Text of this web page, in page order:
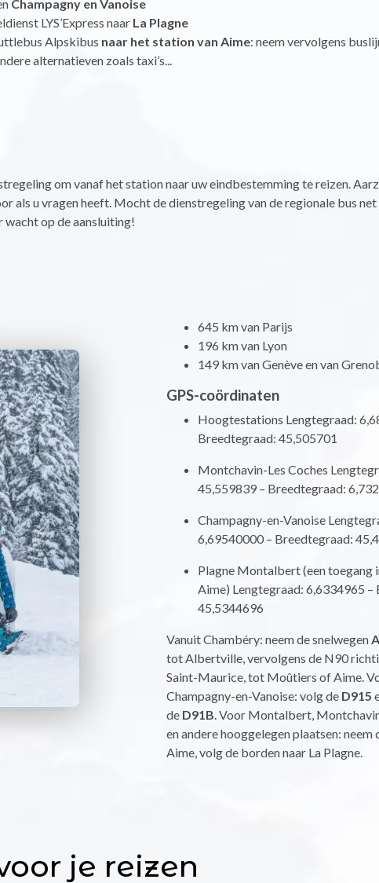
Champagny en Vanoise
LYS’Express naar La Plagne
Alpskibus naar het station van Aime: neem vervolgens
alternatieven zoals taxi’s...
om vanaf het station naar uw eindbestemming te reizen.
als u vragen heeft. Mocht de dienstregeling van de regionale bus
wacht op de aansluiting!
645 km van Parijs
196 km van Lyon
149 km van Genève en van
GPS-coördinaten
Hoogtestations Lengtegraad:
Breedtegraad: 45,505701
Montchavin-Les Coches
45,559839 – Breedtegraad:
Champagny-en-Vanoise
6,69540000 – Breedtegraad:
Plagne Montalbert (een toegang
Aime) Lengtegraad: 6,6334965 –
45,5344696
Vanuit Chambéry: neem de snelwegen
tot Albertville, vervolgens de N90
Saint-Maurice, tot Moûtiers of Aime.
Champagny-en-Vanoise: volg de D915
de D91B. Voor Montalbert,
en andere hooggelegen plaatsen: neem
Aime, volg de borden naar La Plagne.
je reizen